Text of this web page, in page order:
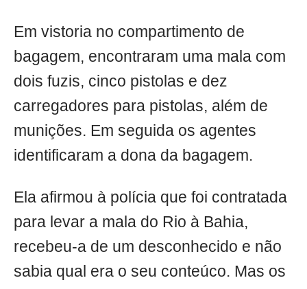
Em vistoria no compartimento de
bagagem, encontraram uma mala com
dois fuzis, cinco pistolas e dez
carregadores para pistolas, além de
munições. Em seguida os agentes
identificaram a dona da bagagem.
Ela afirmou à polícia que foi contratada
para levar a mala do Rio à Bahia,
recebeu-a de um desconhecido e não
sabia qual era o seu conteúco. Mas os